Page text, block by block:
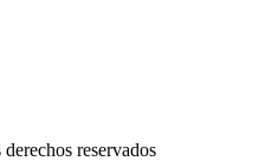
reservados